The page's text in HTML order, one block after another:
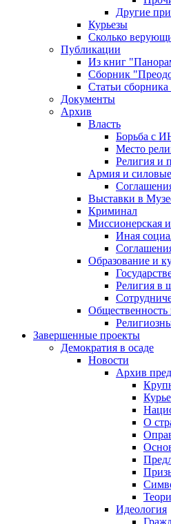
Другие
Курьезы
Сколько
Публикации
Из книг
Сборник
Статьи
Документы
Архив
Власть
Борьба с
Место
Религия и
Армия и
Выставки в
Криминал
Миссионерская и
Иная
Образование и
Религия в
Завершенные проекты
Демократия в осаде
Новости
Архив
О
Идеология